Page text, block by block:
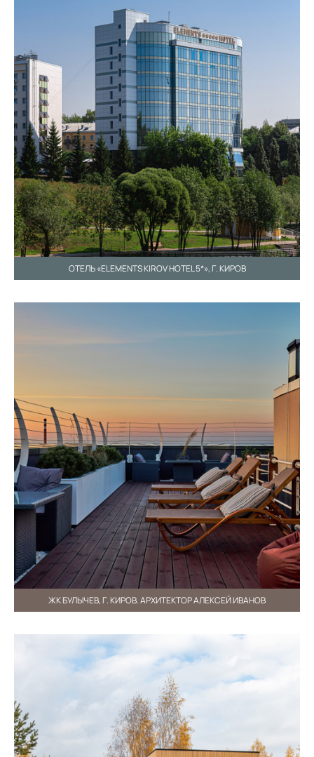
ОТЕЛЬ «ELEMENTS KIROV HOTEL 5*», Г. КИРОВ
ЖК БУЛЫЧЕВ, Г. КИРОВ. АРХИТЕКТОР АЛЕКСЕЙ ИВАНОВ